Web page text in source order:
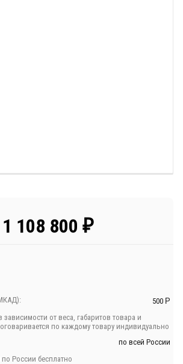
1 108 800 ₽
500 Р
зависимости от веса, габаритов товара и
по каждому товару индивидуально
по всей России
России бесплатно